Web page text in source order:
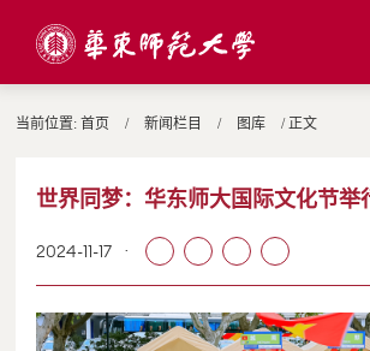
当前位置:首页 / 新闻栏目 / 图库 / 正文
世界同梦：华东师大国际文化节举
2024-11-17 ·